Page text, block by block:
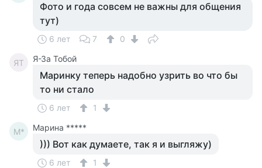
Фото и года совсем не важны для общения
тут)
6 лет 7 0
ЯТ Я-За Тобой
Маринку теперь надобно узрить во что бы
то ни стало
6 лет 1
М* Марина *****
))) Вот как думаете, так я и выгляжу)
6 лет 1